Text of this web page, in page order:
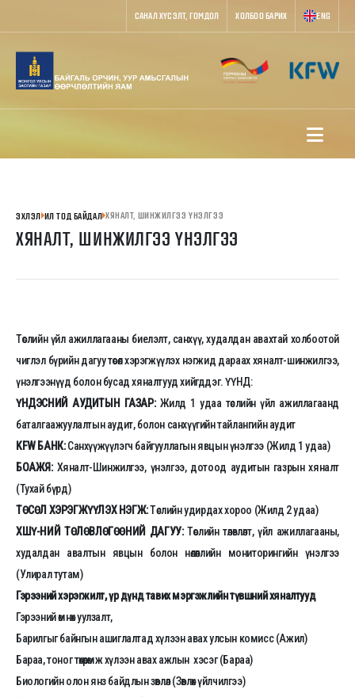
САНАЛ ХҮСЭЛТ, ГОМДОЛ ХОЛБОО БАРИХ ENG
ЭХЛЭЛ ИЛ ТОД БАЙДАЛ ХЯНАЛТ, ШИНЖИЛГЭЭ ҮНЭЛГЭЭ
ХЯНАЛТ, ШИНЖИЛГЭЭ ҮНЭЛГЭЭ
Төслийн үйл ажиллагааны биелэлт, санхүү, худалдан авахтай холбоотой
чиглэл бүрийн дагуу төсөл хэрэгжүүлэх нэгжид дараах хяналт-шинжилгээ,
үнэлгээнүүд болон бусад хяналтууд хийгддэг. ҮҮНД:
ҮНДЭСНИЙ АУДИТЫН ГАЗАР:Жилд 1 удаа төслийн үйл ажиллагаанд
баталгаажуулалтын аудит, болон санхүүгийн тайлангийн аудит
KFW БАНК:Санхүүжүүлэгч байгууллагын явцын үнэлгээ (Жилд 1 удаа)
БОАЖЯ: Хяналт-Шинжилгээ, үнэлгээ, дотоод аудитын газрын хяналт
(Тухай бүрд)
ТӨСӨЛ ХЭРЭГЖҮҮЛЭХ НЭГЖ:Төслийн удирдах хороо (Жилд 2 удаа)
ХШҮ-НИЙ ТӨЛӨВЛӨГӨӨНИЙ ДАГУУ:Төслийн төлөвлөлт, үйл ажиллагааны,
худалдан авалтын явцын болон нөлөөллийн мониторингийн үнэлгээ
(Улирал тутам)
Гэрээний хэрэгжилт, үр дүнд тавих мэргэжлийн түвшний хяналтууд
Гэрээний өмнөх уулзалт,
Барилгыг байнгын ашиглалтад хүлээн авах улсын комисс (Ажил)
Бараа, тоног төхөөрөмж хүлээн авах ажлын хэсэг (Бараа)
Биологийн олон янз байдлын зөвлөл (Зөвлөх үйлчилгээ)